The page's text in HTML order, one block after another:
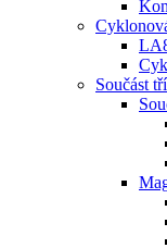
Součást